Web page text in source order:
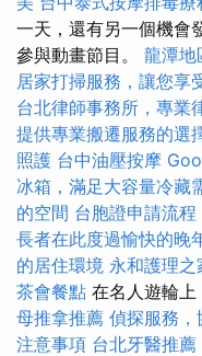
一天，還有另一個機會
參與動畫節目。 龍潭地
居家打掃服務，讓您享
台北律師事務所，專業
提供專業搬遷服務的選
照護 台中油壓按摩
冰箱，滿足大容量冷藏
的空間 台胞證申請流
長者在此度過愉快的晚
的居住環境 永和護理
茶會餐點 在名人遊輪上
母推拿推薦 偵探服務，
注意事項 台北牙醫推